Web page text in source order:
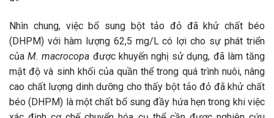
Nhìn chung, việc bổ sung bột tảo đỏ đã khử chất béo
(DHPM) với hàm lượng 62,5 mg/L có lợi cho sự phát triển
củaM. macrocopa được khuyến nghị sử dụng, đã làm tăng
mật độ và sinh khối của quần thể trong quá trình nuôi, nâng
cao chất lượng dinh dưỡng cho thấy bột tảo đỏ đã khử chất
béo (DHPM) là một chất bổ sung đầy hứa hẹn trong khi việc